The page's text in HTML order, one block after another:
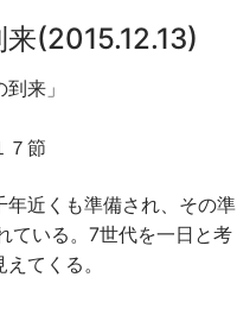
(2015.12.13)
クスの到来」
節
近くも準備され、その準
ている。7世代を一日と考
てくる。